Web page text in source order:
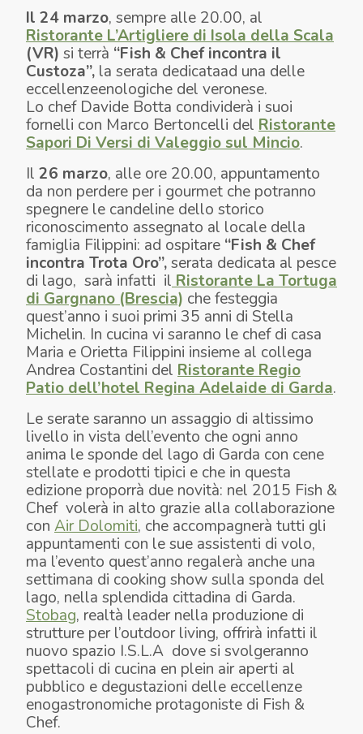
Il 24 marzo, sempre alle 20.00, al
Ristorante L’Artigliere di Isola della Scala
(VR) si terrà “Fish & Chef incontra il
Custoza”, la serata dedicataad una delle
eccellenzeenologiche del veronese.
Lo chef Davide Botta condividerà i suoi
fornelli con Marco Bertoncelli del Ristorante
Sapori Di Versi di Valeggio sul Mincio.
Il 26 marzo, alle ore 20.00, appuntamento
da non perdere per i gourmet che potranno
spegnere le candeline dello storico
riconoscimento assegnato al locale della
famiglia Filippini: ad ospitare “Fish & Chef
incontra Trota Oro”,serata dedicata al pesce
di lago, sarà infatti il Ristorante La Tortuga
di Gargnano (Brescia) che festeggia
quest’anno i suoi primi 35 anni di Stella
Michelin. In cucina vi saranno le chef di casa
Maria e Orietta Filippini insieme al collega
Andrea Costantini del Ristorante Regio
Patio dell’hotel Regina Adelaide di Garda.
Le serate saranno un assaggio di altissimo
livello in vista dell’evento che ogni anno
anima le sponde del lago di Garda con cene
stellate e prodotti tipici e che in questa
edizione proporrà due novità: nel 2015 Fish &
Chef volerà in alto grazie alla collaborazione
con Air Dolomiti, che accompagnerà tutti gli
appuntamenti con le sue assistenti di volo,
ma l’evento quest’anno regalerà anche una
settimana di cooking show sulla sponda del
lago, nella splendida cittadina di Garda.
Stobag, realtà leader nella produzione di
strutture per l’outdoor living, offrirà infatti il
nuovo spazio I.S.L.A dove si svolgeranno
spettacoli di cucina en plein air aperti al
pubblico e degustazioni delle eccellenze
enogastronomiche protagoniste di Fish &
Chef.